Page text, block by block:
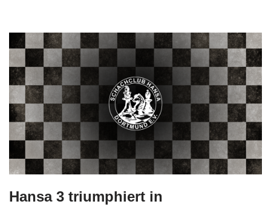
Hansa 3 triumphiert in